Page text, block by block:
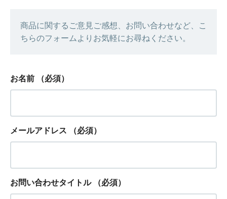
商品に関するご意見ご感想、お問い合わせなど、こ
ちらのフォームよりお気軽にお尋ねください。
お名前 （必須）
メールアドレス （必須）
お問い合わせタイトル （必須）